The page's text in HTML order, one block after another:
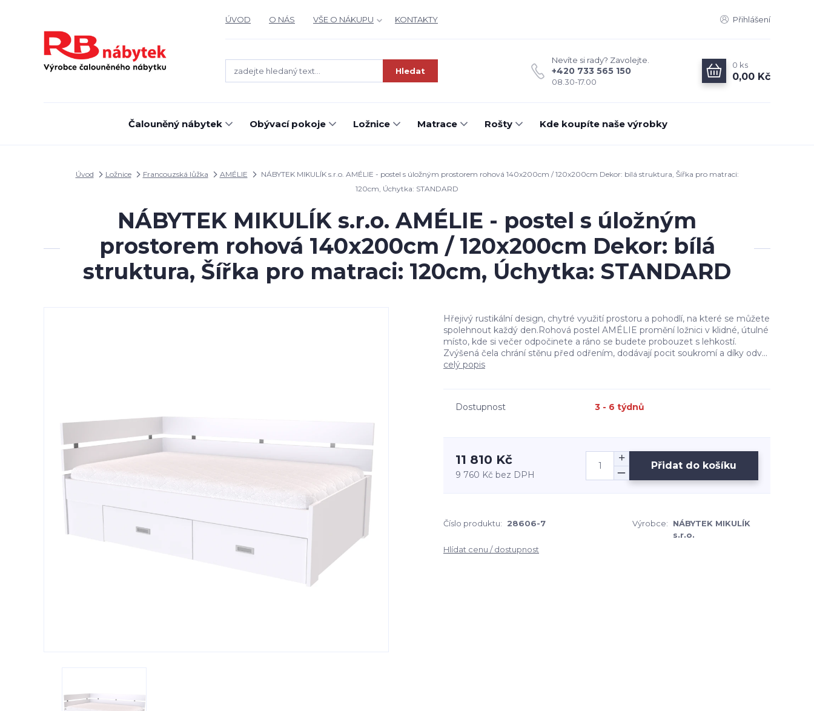
ÚVOD O NÁS VŠE O NÁKUPU KONTAKTY Přihlášení
Hledat
Nevíte si rady? Zavolejte.
+420 733 565 150
08.30-17.00
0 ks
0,00 Kč
Čalouněný nábytek Obývací pokoje Ložnice Matrace Rošty Kde koupíte naše výrobky
Úvod Ložnice Francouzská lůžka AMÉLIE
NÁBYTEK MIKULÍK s.r.o. AMÉLIE - postel s úložným prostorem rohová 140x200cm / 120x200cm Dekor: bílá struktura, Šířka pro matraci:
120cm, Úchytka: STANDARD
NÁBYTEK MIKULÍK s.r.o. AMÉLIE - postel s úložným
prostorem rohová 140x200cm / 120x200cm Dekor: bílá
struktura, Šířka pro matraci: 120cm, Úchytka: STANDARD
Hřejivý rustikální design, chytré využití prostoru a pohodlí, na které se můžete
spolehnout každý den.Rohová postel AMÉLIE promění ložnici v klidné, útulné
místo, kde si večer odpočinete a ráno se budete probouzet s lehkostí.
Zvýšená čela chrání stěnu před odřením, dodávají pocit soukromí a díky odv...
celý popis
Dostupnost 3 - 6 týdnů
11 810 Kč
9 760 Kč bez DPH
Přidat do košíku
Číslo produktu: 28606-7 Výrobce:
NÁBYTEK MIKULÍK
s.r.o.
Hlídat cenu / dostupnost